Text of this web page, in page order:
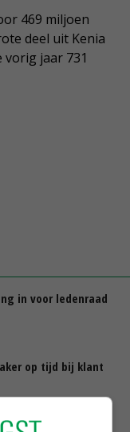
469 miljoen
deel uit Kenia
jaar 731
in voor ledenraad
op tijd bij klant